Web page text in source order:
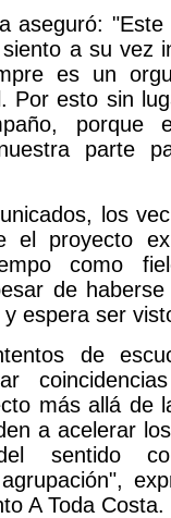
aseguró:
a su vez
es un
Por esto sin
porque
parte
los
el proyecto
como
de
espera ser
de
más allá de
a acelerar
sentido
A Toda Costa.